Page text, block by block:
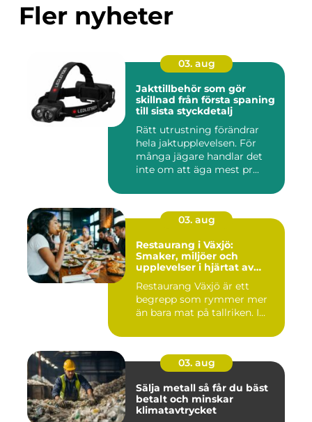
Fler nyheter
03. aug
Jakttillbehör som gör
skillnad från första spaning
till sista styckdetalj
Rätt utrustning förändrar
hela jaktupplevelsen. För
många jägare handlar det
inte om att äga mest pr...
03. aug
Restaurang i Växjö:
Smaker, miljöer och
upplevelser i hjärtat av
Restaurang Växjö är ett
begrepp som rymmer mer
än bara mat på tallriken. I...
03. aug
Sälja metall så får du bäst
betalt och minskar
klimatavtrycket